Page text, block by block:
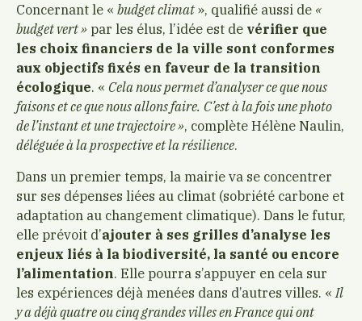
Concernant le « budget climat», qualifié aussi de «
budget vert » par les élus, l’idée est de vérifier que
les choix financiers de la ville sont conformes
aux objectifs fixés en faveur de la transition
écologique. « Cela nous permet d’analyser ce que nous
faisons et ce que nous allons faire. C’est à la fois une photo
de l’instant et une trajectoire », complète Hélène Naulin,
déléguée à la prospective et la résilience.
Dans un premier temps, la mairie va se concentrer
sur ses dépenses liées au climat (sobriété carbone et
adaptation au changement climatique). Dans le futur,
elle prévoit d’ajouter à ses grilles d’analyse les
enjeux liés à la biodiversité, la santé ou encore
l’alimentation. Elle pourra s’appuyer en cela sur
les expériences déjà menées dans d’autres villes. « Il
y a déjà quatre ou cinq grandes villes en France qui ont